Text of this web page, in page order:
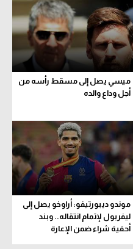
ميسي يصل إلى مسقط رأسه من
أجل وداع والده
موندو ديبورتيفو: أراوخو يصل إلى
ليفربول لإتمام انتقاله.. وبند
أحقية شراء ضمن الإعارة